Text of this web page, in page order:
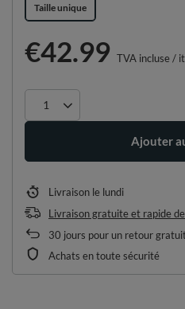
Taille unique
€42.99 TVA incluse/
Ajouter
Livraison le lundi
Livraison gratuite et rapidede
30 jours pour un retour
Achats en toute sécurité